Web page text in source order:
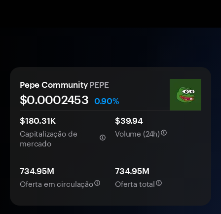
Pepe Community PEPE
$0.0002453
0.90%
$180.31K
Capitalização de
mercado
$39.94
Volume (24h)
734.95M
Oferta em circulação
734.95M
Oferta total